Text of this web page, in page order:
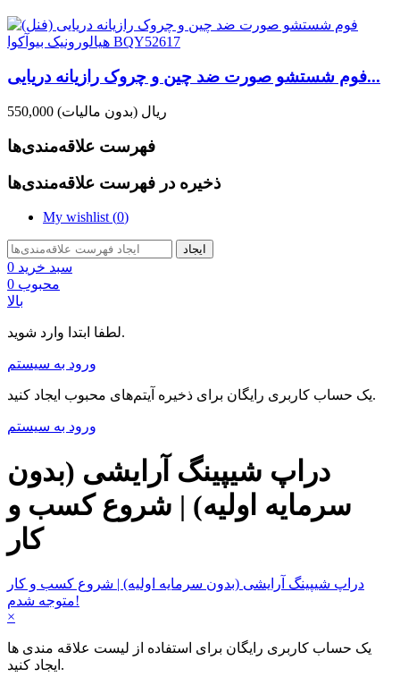
فوم شستشو صورت ضد چین و چروک رازیانه دریایی...
550,000 ریال (بدون مالیات)
فهرست علاقه‌مندی‌ها
ذخیره در فهرست علاقه‌مندی‌ها
My wishlist (0)
ایجاد
سبد خرید 0
محبوب 0
بالا
لطفا ابتدا وارد شوید.
ورود به سیستم
یک حساب کاربری رایگان برای ذخیره آیتم‌های محبوب ایجاد کنید.
ورود به سیستم
دراپ شیپینگ آرایشی (بدون
سرمایه اولیه) | شروع کسب و
کار
دراپ شیپینگ آرایشی (بدون سرمایه اولیه) | شروع کسب و کار
متوجه شدم!
×
یک حساب کاربری رایگان برای استفاده از لیست علاقه مندی ها
ایجاد کنید.